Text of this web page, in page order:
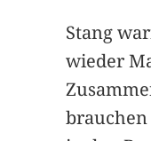
Stang
wieder